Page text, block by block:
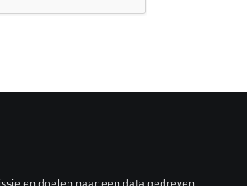
en doelen naar een data gedreven